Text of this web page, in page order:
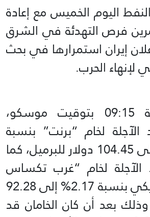
اليوم الخميس مع إعادة
فرص التهدئة في الشرق
إيران استمرارها في بحث
لإنهاء الحرب.
وبحلول الساعة 09:15 بتوقيت موسكو،
الآجلة لخام “برنت” بنسبة
2.18% لتصل إلى 104.45 دولار للبرميل، كما
لخام “غرب تكساس
الوسيط” الأمريكي بنسبة 2.17% إلى 92.28
وذلك بعد أن كان الخامان قد